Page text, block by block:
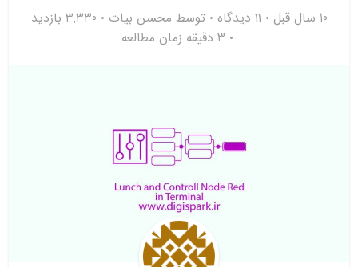
10 سال قبل ۱۱ دیدگاه توسط محسن بیات
3,330 بازدید
3 دقیقه زمان مطالعه